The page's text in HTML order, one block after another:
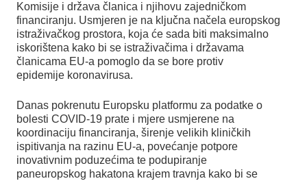
Komisije i država članica i njihovu zajedničkom
financiranju. Usmjeren je na ključna načela europskog
istraživačkog prostora, koja će sada biti maksimalno
iskorištena kako bi se istraživačima i državama
članicama EU-a pomoglo da se bore protiv
epidemije koronavirusa.
Danas pokrenutu Europsku platformu za podatke o
bolesti COVID-19 prate i mjere usmjerene na
koordinaciju financiranja, širenje velikih kliničkih
ispitivanja na razinu EU-a, povećanje potpore
inovativnim poduzećima te podupiranje
paneuropskog hakatona krajem travnja kako bi se